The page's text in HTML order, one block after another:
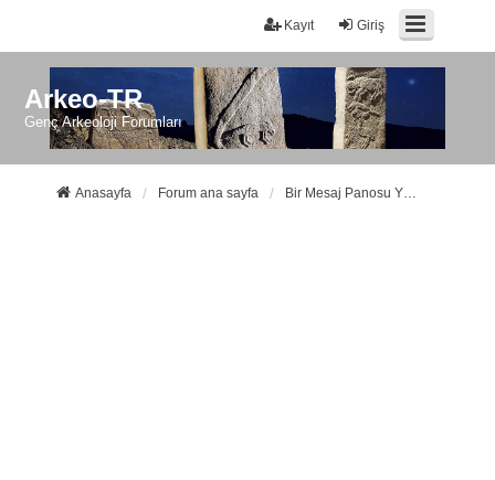
Giriş
Kayıt
Arkeo-TR
Genç Arkeoloji Forumları
Anasayfa Forum ana sayfa Bir Mesaj Panosu Yöneticisi ile iletişime geçin